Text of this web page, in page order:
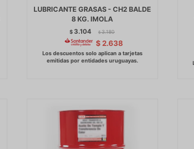
LUBRICANTE GRASAS - CH2 BALDE
8 KG. IMOLA
$ 3.104 $ 3.180
$ 2.638